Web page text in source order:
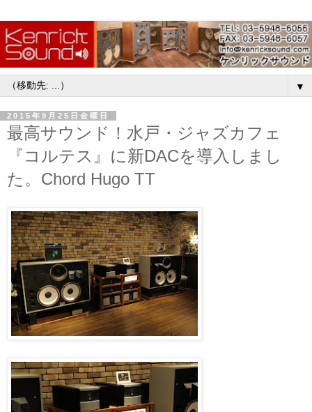
▼
2015年9月25日金曜日
最高サウンド！水戸・ジャズカフェ
『コルテス』に新DACを導入しまし
た。Chord Hugo TT